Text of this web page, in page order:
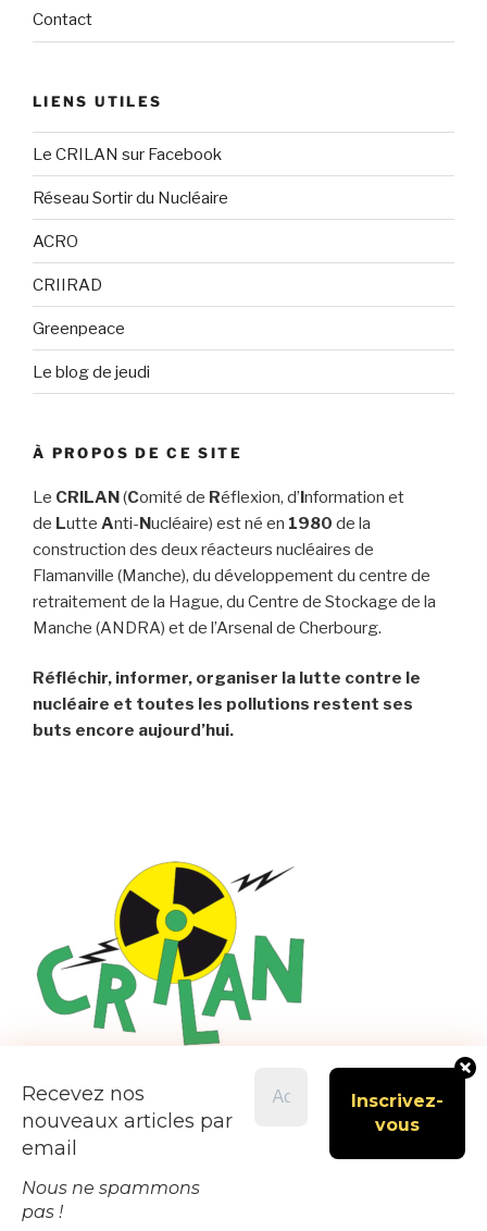
Recevez nos
nouveaux articles par
email
Nous ne spammons
pas !
Contact
LIENS UTILES
Le CRILAN sur Facebook
Réseau Sortir du Nucléaire
ACRO
CRIIRAD
Greenpeace
Le blog de jeudi
À PROPOS DE CE SITE
Le CRILAN(Comité de Réflexion, d’Information et
de Lutte Anti-Nucléaire) est né en 1980 de la
construction des deux réacteurs nucléaires de
Flamanville (Manche), du développement du centre de
retraitement de la Hague, du Centre de Stockage de la
Manche (ANDRA) et de l’Arsenal de Cherbourg.
Réfléchir, informer, organiser la lutte contre le
nucléaire et toutes les pollutions restent ses
buts encore aujourd’hui.